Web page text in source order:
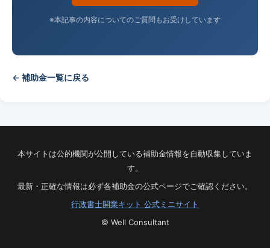
※本記事の内容についてのご質問もお受けしています
← 補助金一覧に戻る
本サイトは公的機関が公開している補助金情報を自動収集していま
す。
最新・正確な情報は必ず各補助金の公式ページでご確認ください。
行政書士開業キット 公式ミニサイト
© Well Consultant